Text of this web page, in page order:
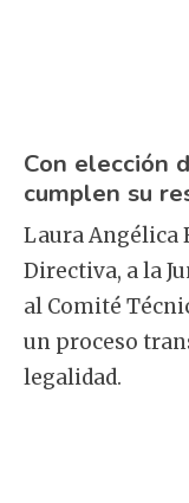
Con elección
cumplen su
Laura Angélica
Directiva, a la
al Comité
un proceso
legalidad.